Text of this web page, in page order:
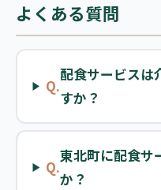
よくある質問
Q.
配食サービスは
すか？
Q.
東北町に配食サ
か？